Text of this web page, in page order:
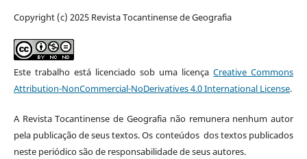
Copyright (c) 2025 Revista Tocantinense de Geografia
Este trabalho está licenciado sob uma licençaCreative Commons
Attribution-NonCommercial-NoDerivatives 4.0 International License.
A Revista Tocantinense de Geografia não remunera nenhum autor
pela publicação de seus textos. Os conteúdos dos textos publicados
neste periódico são de responsabilidade de seus autores.